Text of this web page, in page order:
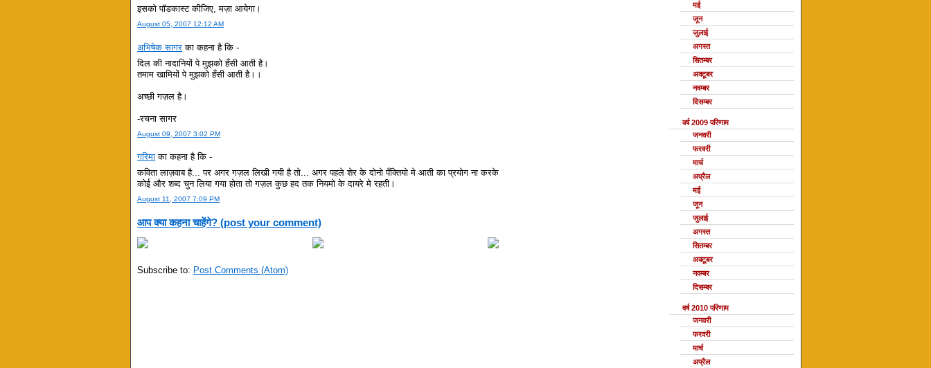
इसको पॉडकास्ट कीजिए, मज़ा आयेगा।
August 05, 2007 12:12 AM
अभिषेक सागर का कहना है कि -
दिल की नादानियों पे मुझको हँसी आती है।
तमाम खामियों पे मुझको हँसी आती है।।
अच्छी गज़ल है।
-रचना सागर
August 09, 2007 3:02 PM
गरिमा का कहना है कि -
कविता लाज़वाब है... पर अगर गज़ल लिखी गयी है तो... अगर पहले शेर के दोनो पँक्तियो मे आती का प्रयोग ना करके
कोई और शब्द चुन लिया गया होता तो गज़ल कुछ हद तक नियमो के दायरे मे रहती।
August 11, 2007 7:09 PM
आप क्या कहना चाहेंगे? (post your comment)
Subscribe to: Post Comments (Atom)
मई
जून
जुलाई
अगस्त
सितम्बर
अक्टूबर
नवम्बर
दिसम्बर
वर्ष 2009 परिणाम
जनवरी
फरवरी
मार्च
अप्रैल
मई
जून
जुलाई
अगस्त
सितम्बर
अक्टूबर
नवम्बर
दिसम्बर
वर्ष 2010 परिणाम
जनवरी
फरवरी
मार्च
अप्रैल